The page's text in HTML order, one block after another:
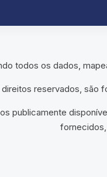
todos os dados,
reservados, são
publicamente